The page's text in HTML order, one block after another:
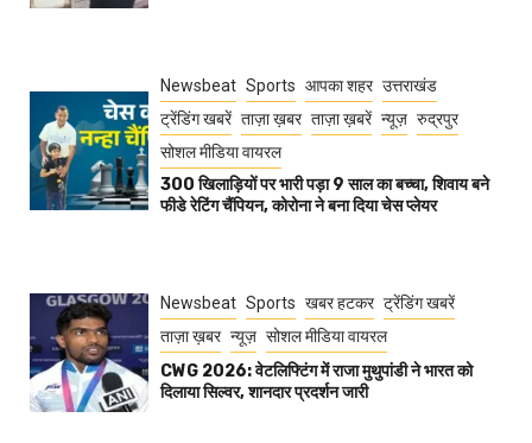
Newsbeat Sports आपका शहर उत्तराखंड
ट्रेंडिंग खबरें ताज़ा ख़बर ताज़ा ख़बरें न्यूज़ रुद्रपुर
सोशल मीडिया वायरल
300 खिलाड़ियों पर भारी पड़ा 9 साल का बच्चा, शिवाय बने
फीडे रेटिंग चैंपियन, कोरोना ने बना दिया चेस प्लेयर
Newsbeat Sports खबर हटकर ट्रेंडिंग खबरें
ताज़ा ख़बर न्यूज़ सोशल मीडिया वायरल
CWG 2026: वेटलिफ्टिंग में राजा मुथुपांडी ने भारत को
दिलाया सिल्वर, शानदार प्रदर्शन जारी